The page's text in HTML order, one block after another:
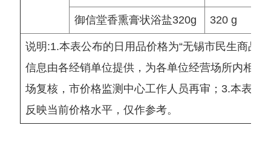
御信堂香熏膏状浴盐320g 320 g
说明:1.本表公布的日用品价格为“无锡市民生商品
信息由各经销单位提供，为各单位经营场所内相
场复核，市价格监测中心工作人员再审；3.本表公
反映当前价格水平，仅作参考。